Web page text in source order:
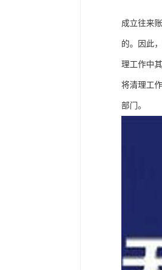
成立往来
的。因此
理工作中
将清理工
部门。